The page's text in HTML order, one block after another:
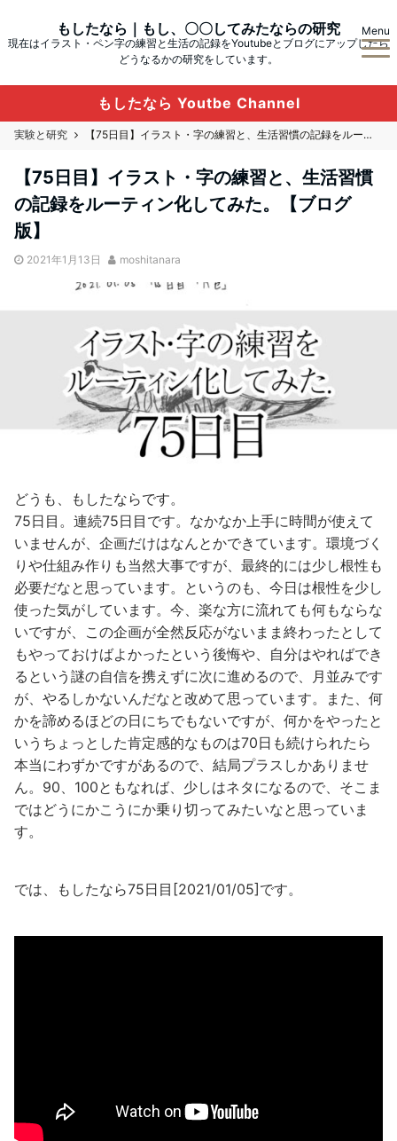
もしたなら｜もし、〇〇してみたならの研究
現在はイラスト・ペン字の練習と生活の記録をYoutubeとブログにアップしたら
どうなるかの研究をしています。
Menu
もしたなら Youtbe Channel
実験と研究 【75日目】イラスト・字の練習と、生活習慣の記録をルーティン化してみた。【ブログ版】
【75日目】イラスト・字の練習と、生活習慣
の記録をルーティン化してみた。【ブログ
版】
2021年1月13日 moshitanara
どうも、もしたならです。
75日目。連続75日目です。なかなか上手に時間が使えて
いませんが、企画だけはなんとかできています。環境づく
りや仕組み作りも当然大事ですが、最終的には少し根性も
必要だなと思っています。というのも、今日は根性を少し
使った気がしています。今、楽な方に流れても何もならな
いですが、この企画が全然反応がないまま終わったとして
もやっておけばよかったという後悔や、自分はやればでき
るという謎の自信を携えずに次に進めるので、月並みです
が、やるしかないんだなと改めて思っています。また、何
かを諦めるほどの日にちでもないですが、何かをやったと
いうちょっとした肯定感的なものは70日も続けられたら
本当にわずかですがあるので、結局プラスしかありませ
ん。90、100ともなれば、少しはネタになるので、そこま
ではどうにかこうにか乗り切ってみたいなと思っていま
す。
では、もしたなら75日目[2021/01/05]です。